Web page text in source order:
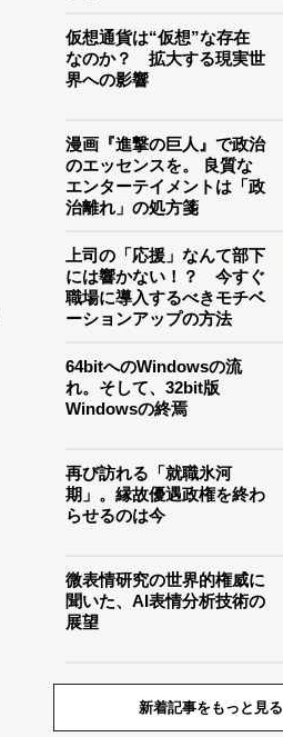
仮想通貨は“仮想”な存在
なのか？ 拡大する現実世
界への影響
漫画『進撃の巨人』で政治
のエッセンスを。 良質な
エンターテイメントは「政
治離れ」の処方箋
上司の「応援」なんて部下
には響かない！？ 今すぐ
職場に導入するべきモチベ
ーションアップの方法
64bitへのWindowsの流
れ。そして、32bit版
Windowsの終焉
再び訪れる「就職氷河
期」。縁故優遇政権を終わ
らせるのは今
微表情研究の世界的権威に
聞いた、AI表情分析技術の
展望
新着記事をもっと見る